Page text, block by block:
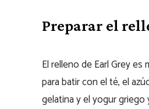
Preparar el
El relleno de Earl Grey
para batir con el té, el
gelatina y el yogur